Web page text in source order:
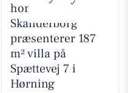
home
Skanderborg
præsenterer 187
m² villa på
Spættevej 7 i
Hørning